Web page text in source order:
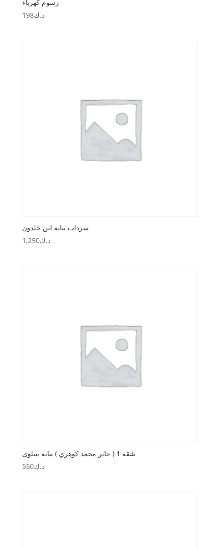
رسوم كهرباء
د.ك198
سرداب بناية ابن خلدون
د.ك1,250
شقة 1 ( جابر محمد كوهري ) بناية سلوى
د.ك550